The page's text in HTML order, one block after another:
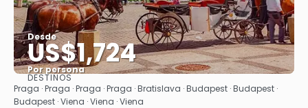
Desde
US$1,724
Por persona
Ver
DESTINOS
Praga · Praga · Praga · Praga · Bratislava · Budapest · Budapest ·
Budapest · Viena · Viena · Viena